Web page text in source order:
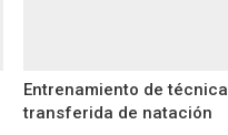
Entrenamiento de técnica
transferida de natación